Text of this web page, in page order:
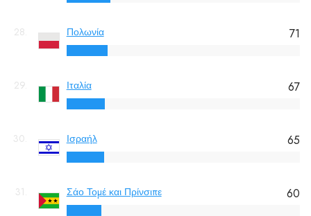
28. Πολωνία 71
29. Ιταλία 67
30. Ισραήλ 65
31. Σάο Τομέ και Πρίνσιπε 60